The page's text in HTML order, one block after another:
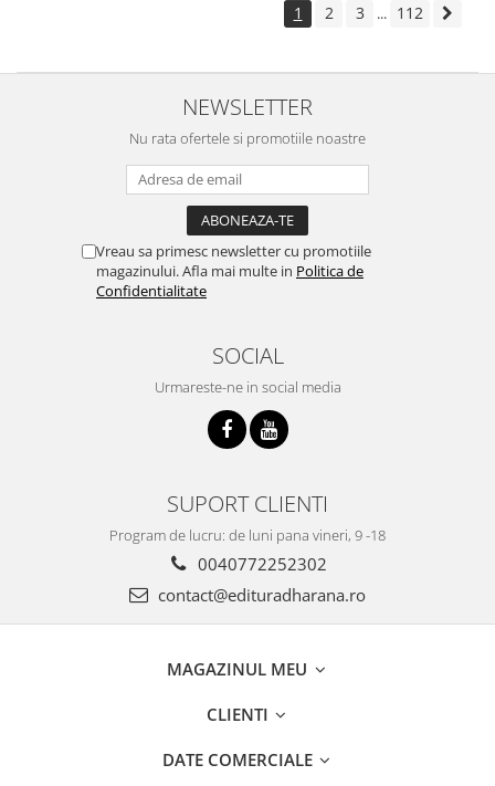
1 2 3 ... 112
NEWSLETTER
Nu rata ofertele si promotiile noastre
Vreau sa primesc newsletter cu promotiile
magazinului. Afla mai multe in Politica de
Confidentialitate
SOCIAL
Urmareste-ne in social media
SUPORT CLIENTI
Program de lucru: de luni pana vineri, 9 -18
0040772252302
contact@edituradharana.ro
MAGAZINUL MEU
CLIENTI
DATE COMERCIALE